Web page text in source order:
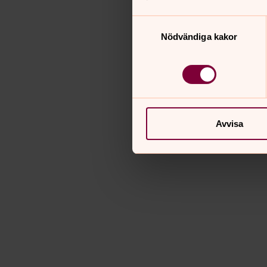
Nödvändiga kakor
Avvisa